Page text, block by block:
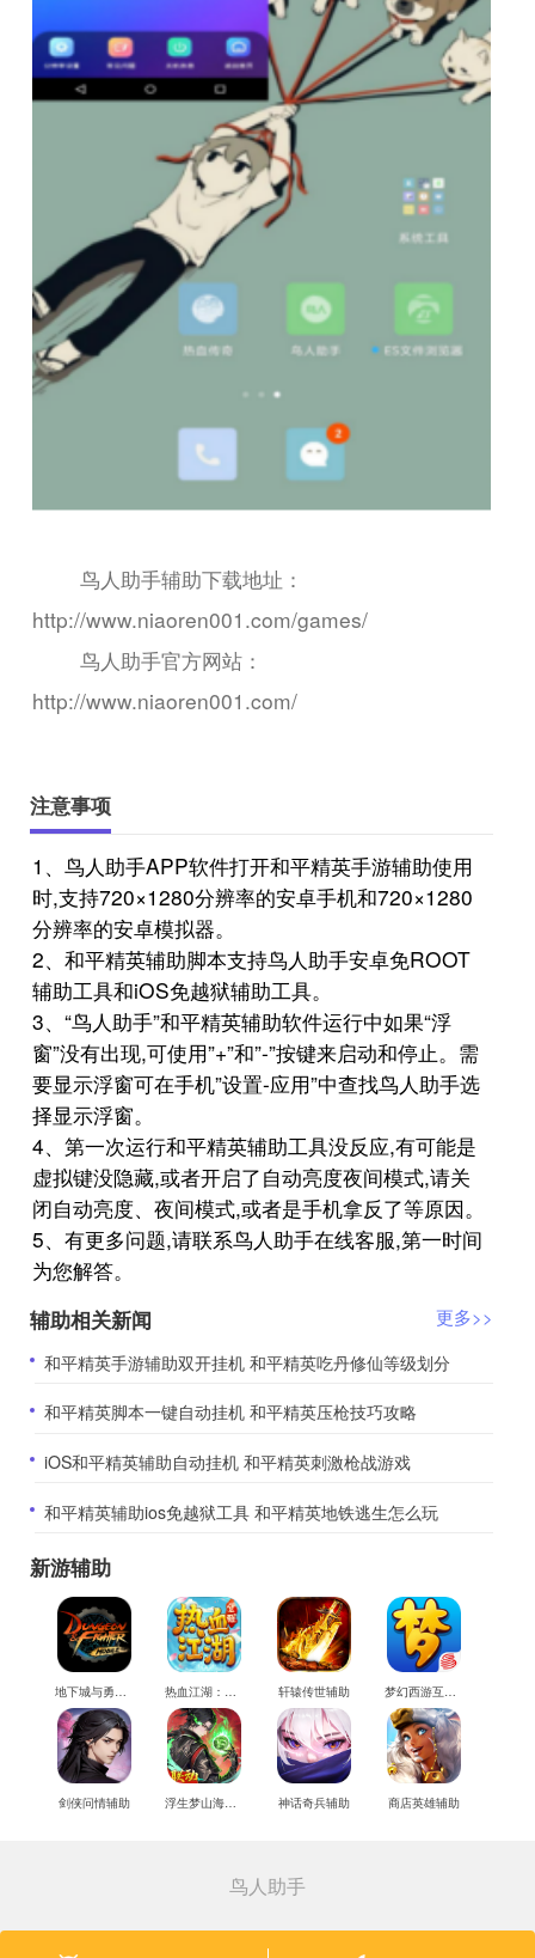
鸟人助手辅助下载地址：
http://www.niaoren001.com/games/
鸟人助手官方网站：
http://www.niaoren001.com/
注意事项
1、鸟人助手APP软件打开和平精英手游辅助使用
时,支持720×1280分辨率的安卓手机和720×1280
分辨率的安卓模拟器。
2、和平精英辅助脚本支持鸟人助手安卓免ROOT
辅助工具和iOS免越狱辅助工具。
3、“鸟人助手”和平精英辅助软件运行中如果“浮
窗”没有出现,可使用”+”和”-”按键来启动和停止。需
要显示浮窗可在手机”设置-应用”中查找鸟人助手选
择显示浮窗。
4、第一次运行和平精英辅助工具没反应,有可能是
虚拟键没隐藏,或者开启了自动亮度夜间模式,请关
闭自动亮度、夜间模式,或者是手机拿反了等原因。
5、有更多问题,请联系鸟人助手在线客服,第一时间
为您解答。
辅助相关新闻
更多>>
​和平精英手游辅助双开挂机 和平精英吃丹修仙等级划分
​和平精英脚本一键自动挂机 和平精英压枪技巧攻略
​iOS和平精英辅助自动挂机 和平精英刺激枪战游戏
​和平精英辅助ios免越狱工具 和平精英地铁逃生怎么玩
新游辅助
地下城与勇士M辅助 热血江湖：觉醒辅助 轩辕传世辅助 梦幻西游互通版辅助
剑侠问情辅助 浮生梦山海辅助 神话奇兵辅助 商店英雄辅助
鸟人助手